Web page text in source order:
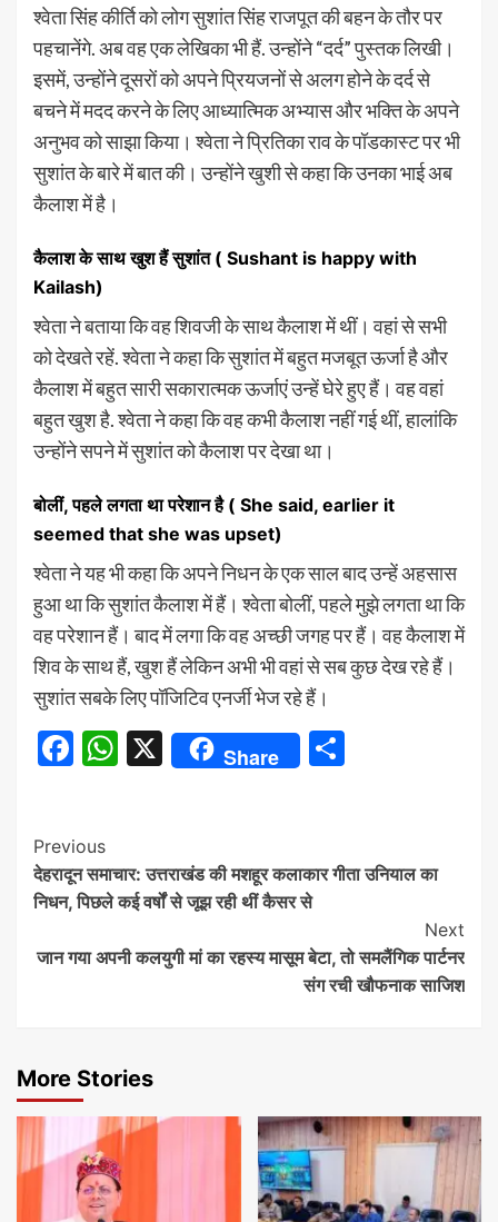
श्वेता सिंह कीर्ति को लोग सुशांत सिंह राजपूत की बहन के तौर पर
पहचानेंगे. अब वह एक लेखिका भी हैं. उन्होंने “दर्द” पुस्तक लिखी।
इसमें, उन्होंने दूसरों को अपने प्रियजनों से अलग होने के दर्द से
बचने में मदद करने के लिए आध्यात्मिक अभ्यास और भक्ति के अपने
अनुभव को साझा किया। श्वेता ने प्रितिका राव के पॉडकास्ट पर भी
सुशांत के बारे में बात की। उन्होंने खुशी से कहा कि उनका भाई अब
कैलाश में है।
कैलाश के साथ खुश हैं सुशांत ( Sushant is happy with
Kailash)
श्वेता ने बताया कि वह शिवजी के साथ कैलाश में थीं। वहां से सभी
को देखते रहें. श्वेता ने कहा कि सुशांत में बहुत मजबूत ऊर्जा है और
कैलाश में बहुत सारी सकारात्मक ऊर्जाएं उन्हें घेरे हुए हैं। वह वहां
बहुत खुश है. श्वेता ने कहा कि वह कभी कैलाश नहीं गई थीं, हालांकि
उन्होंने सपने में सुशांत को कैलाश पर देखा था।
बोलीं, पहले लगता था परेशान है ( She said, earlier it
seemed that she was upset)
श्वेता ने यह भी कहा कि अपने निधन के एक साल बाद उन्हें अहसास
हुआ था कि सुशांत कैलाश में हैं। श्वेता बोलीं, पहले मुझे लगता था कि
वह परेशान हैं। बाद में लगा कि वह अच्छी जगह पर हैं। वह कैलाश में
शिव के साथ हैं, खुश हैं लेकिन अभी भी वहां से सब कुछ देख रहे हैं।
सुशांत सबके लिए पॉजिटिव एनर्जी भेज रहे हैं।
Facebook
WhatsApp
X Share
Continue
Reading
Previous
देहरादून समाचार: उत्तराखंड की मशहूर कलाकार गीता उनियाल का
निधन, पिछले कई वर्षों से जूझ रही थीं कैसर से
Next
जान गया अपनी कलयुगी मां का रहस्य मासूम बेटा, तो समलैंगिक पार्टनर
संग रची खौफनाक साजिश
More Stories